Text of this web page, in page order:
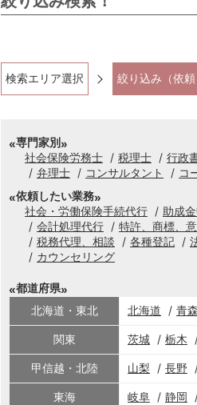
検索エリア選択 絞り込み（依
専門家別
社会保険労務士
税理士 行政
弁理士
コンサルタント コ
依頼したい業務
社会・労働保険手続代行
助成
会計処理代行
特許、商標、
税務代理、相談
各種登記
カウンセリング
都道府県
北海道・東北
北海道 青森
関東 茨城 栃木
甲信越・北陸 山梨 長野
東海 岐阜 静岡